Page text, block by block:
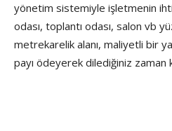
yönetim sistemiyle işletmenin
odası, toplantı odası, salon vb
metrekarelik alanı, maliyetli bir
payı ödeyerek dilediğiniz zaman